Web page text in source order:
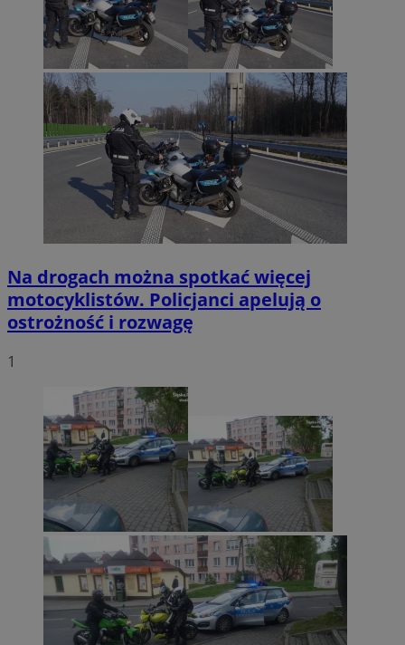
Na drogach można spotkać więcej
motocyklistów. Policjanci apelują o
ostrożność i rozwagę
1